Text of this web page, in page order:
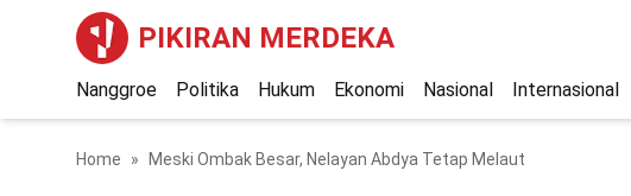
PIKIRAN MERDEKA
Nanggroe Politika Hukum Ekonomi Nasional Internasional
Home Meski Ombak Besar, Nelayan Abdya Tetap Melaut